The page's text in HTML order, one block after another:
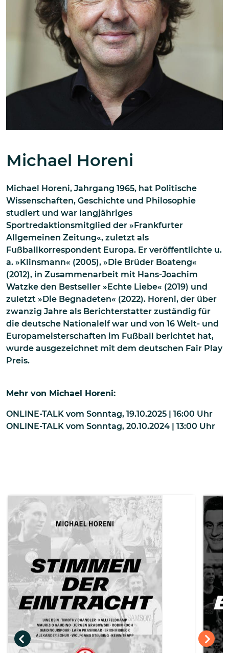
Michael Horeni
Michael Horeni, Jahrgang 1965, hat Politische
Wissenschaften, Geschichte und Philosophie
studiert und war langjähriges
Sportredaktionsmitglied der »Frankfurter
Allgemeinen Zeitung«, zuletzt als
Fußballkorrespondent Europa. Er veröffentlichte u.
a. »Klinsmann« (2005), »Die Brüder Boateng«
(2012), in Zusammenarbeit mit Hans-Joachim
Watzke den Bestseller »Echte Liebe« (2019) und
zuletzt »Die Begnadeten« (2022). Horeni, der über
zwanzig Jahre als Berichterstatter zuständig für
die deutsche Nationalelf war und von 16 Welt- und
Europameisterschaften im Fußball berichtet hat,
wurde ausgezeichnet mit dem deutschen Fair Play
Preis.
Mehr von Michael Horeni:
ONLINE-TALK vom Sonntag, 19.10.2025 | 16:00 Uhr
ONLINE-TALK vom Sonntag, 20.10.2024 | 13:00 Uhr